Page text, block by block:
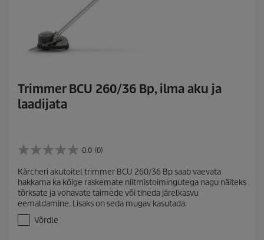
Trimmer BCU 260/36 Bp, ilma aku ja
laadijata
0.0 (0)
0
0
/
5
t
h
Kärcheri akutoitel trimmer BCU 260/36 Bp saab vaevata
hakkama ka kõige raskemate niitmistoimingutega nagu näiteks
tõrksate ja vohavate taimede või tiheda järelkasvu
eemaldamine. Lisaks on seda mugav kasutada.
Võrdle